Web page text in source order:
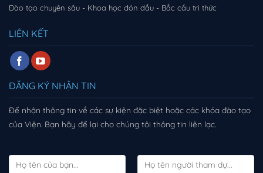
Đào tạo chuyên sâu - Khoa học đón đầu - Bắc cầu tri thức
LIÊN KẾT
ĐĂNG KÝ NHẬN TIN
Để nhận thông tin về các sự kiện đặc biệt hoặc các khóa đào tạo
của Viện. Bạn hãy để lại cho chúng tôi thông tin liên lạc.